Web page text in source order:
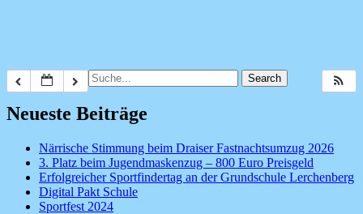
Search
for:
Neueste Beiträge
Närrische Stimmung beim Draiser Fastnachtsumzug 2026
3. Platz beim Jugendmaskenzug – 800 Euro Preisgeld
Erfolgreicher Sportfindertag an der Grundschule Lerchenberg
Digital Pakt Schule
Sportfest 2024